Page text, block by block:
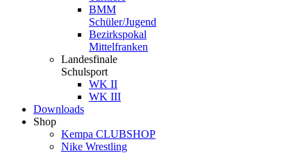
BMM
Schüler/Jugend
Bezirkspokal
Mittelfranken
Landesfinale
Schulsport
WK II
WK III
Downloads
Shop
Kempa CLUBSHOP
Nike Wrestling